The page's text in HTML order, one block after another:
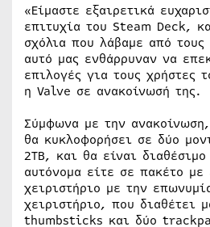
«Είμαστε εξαιρετικά
επιτυχία του Steam Deck,
σχόλια που λάβαμε από
αυτό μας ενθάρρυναν να
επιλογές για τους χρήστες
η Valve σε ανακοίνωσή της.
Σύμφωνα με την
θα κυκλοφορήσει σε δύο
2TB, και θα είναι
αυτόνομα είτε σε πακέτο με
χειριστήριο με την
χειριστήριο, που διαθέτει
thumbsticks και δύο